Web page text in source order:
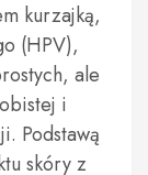
kurzajką,
(HPV),
ale
i
Podstawą
skóry z